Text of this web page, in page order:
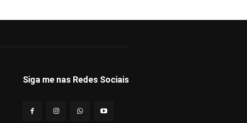
Siga me nas Redes Sociais